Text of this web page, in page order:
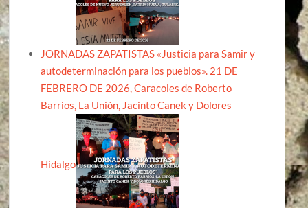
JORNADAS ZAPATISTAS «Justicia para Samir y
autodeterminación para los pueblos». 21 DE
FEBRERO DE 2026, Caracoles de Roberto
Barrios, La Unión, Jacinto Canek y Dolores
Hidalgo